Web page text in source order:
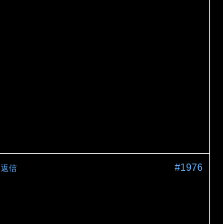
#1976
返信